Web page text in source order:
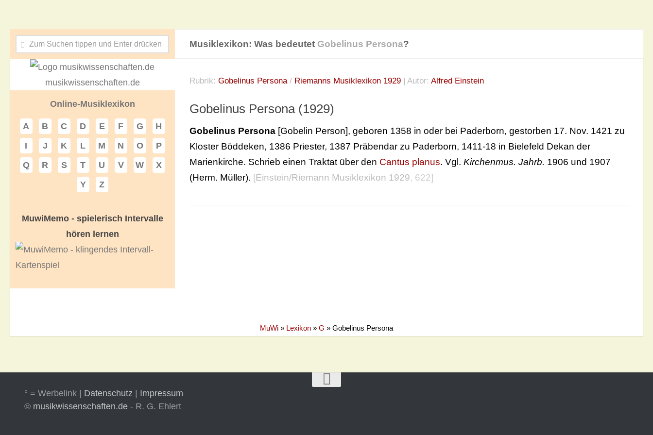
Musiklexikon: Was bedeutet Gobelinus Persona?
Rubrik: Gobelinus Persona/ Riemanns Musiklexikon 1929 | Autor: Alfred Einstein
Gobelinus Persona (1929)
Gobelinus Persona [Gobelin Person], geboren 1358 in oder bei Paderborn, gestorben 17. Nov. 1421 zu
Kloster Böddeken, 1386 Priester, 1387 Präbendar zu Paderborn, 1411-18 in Bielefeld Dekan der
Marienkirche. Schrieb einen Traktat über den Cantus planus. Vgl. Kirchenmus. Jahrb. 1906 und 1907
(Herm. Müller). [Einstein/Riemann Musiklexikon 1929, 622]
musikwissenschaften.de
Online-Musiklexikon
A B C D E F G
H
I
J K L M N O
P
Q
R S T U V W
X
Y
Z
MuwiMemo - spielerisch Intervalle
hören lernen
MuWi » Lexikon » G » Gobelinus Persona
° = Werbelink | Datenschutz
Impressum
© musikwissenschaften.de - R. G. Ehlert